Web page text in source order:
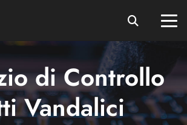
di Controllo
Vandalici